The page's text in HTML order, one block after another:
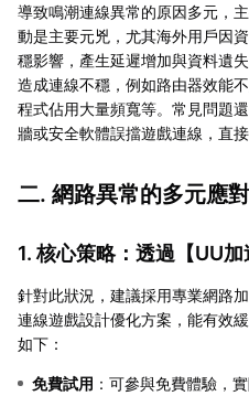
導致鳴潮連線異常的原因多元，
動是主要元兇，尤其海外用戶因
穩影響，產生延遲增加與資料遺
造成連線不穩，例如路由器效能
程式佔用大量頻寬等。常見問題
牆或安全軟體誤擋遊戲連線，直接
二. 網路異常的多元應
1. 核心策略：透過【UU加
針對此狀況，建議採用專業網路加
連線遊戲設計優化方案，能有效
如下：
免費試用 ：可參與免費體驗，